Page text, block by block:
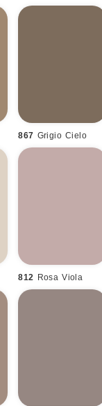
867 Grigio Cielo
812 Rosa Viola